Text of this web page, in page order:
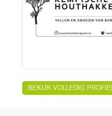
BEKIJK VOLLEDIG PROFIEL